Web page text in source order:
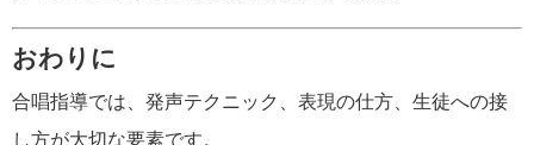
おわりに
合唱指導では、発声テクニック、表現の仕方、生徒への接
し方が大切な要素です。